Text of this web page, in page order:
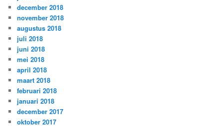
december 2018
november 2018
augustus 2018
juli 2018
juni 2018
mei 2018
april 2018
maart 2018
februari 2018
januari 2018
december 2017
oktober 2017